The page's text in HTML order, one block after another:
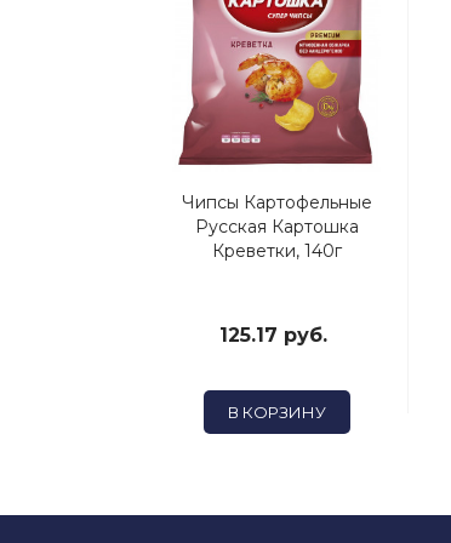
Чипсы Картофельные
Русская Картошка
Креветки, 140г
125.17 руб.
В КОРЗИНУ